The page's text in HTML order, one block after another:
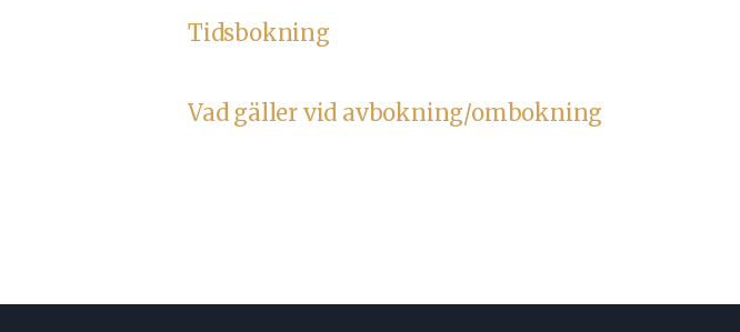
Tidsbokning
Vad gäller vid avbokning/ombokning